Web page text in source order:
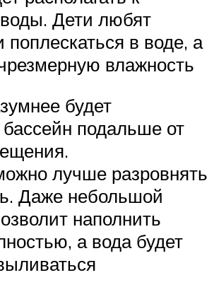
Дети любят
поплескаться в воде, а
влажность
будет
бассейн подальше от
лучше разровнять
Даже небольшой
наполнить
а вода будет